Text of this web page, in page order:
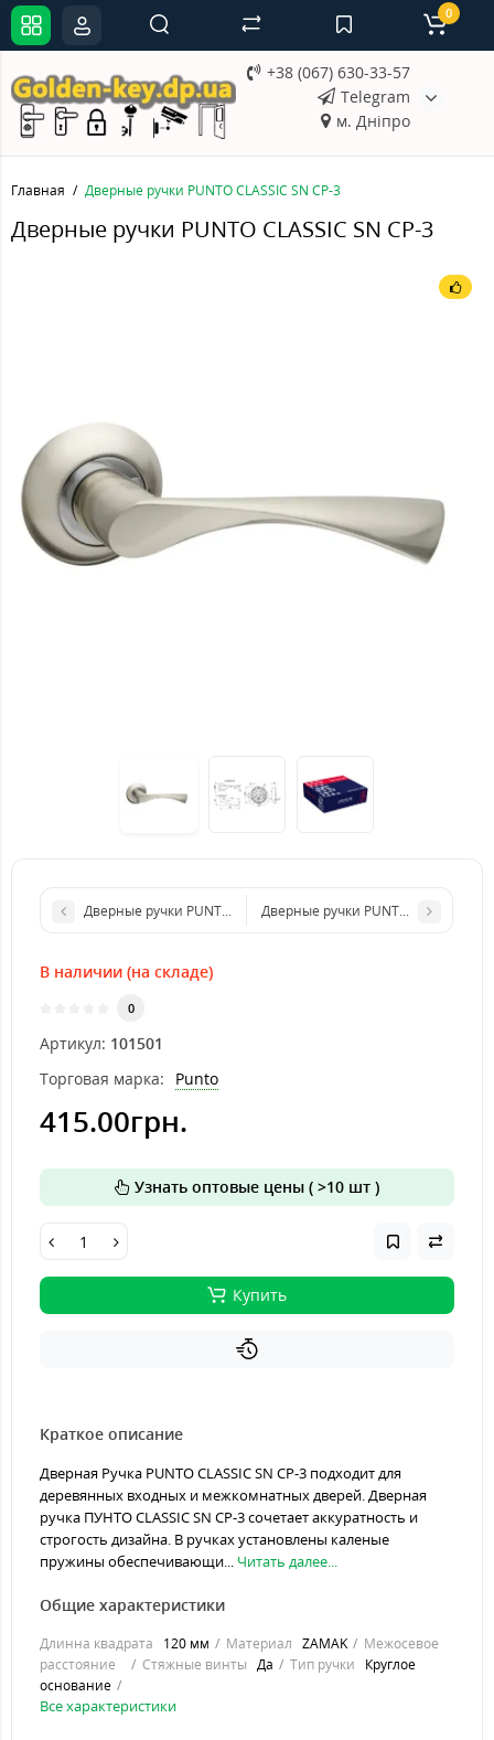
+38 (067) 630-33-57
Telegram
м. Дніпро
0
Главная Дверные ручки PUNTO CLASSIC SN CP-3
Дверные ручки PUNTO CLASSIC SN CP-3
Дверные ручки PUNTO NOVA QR SN/CP-3 матовый никель/хром
Дверные ручки PUNTO CLASSIC AB
В наличии (на складе)
0
Артикул: 101501
Торговая марка:
Punto
415.00грн.
Узнать оптовые цены ( >10 шт )
Купить
Краткое описание
Дверная Ручка PUNTO CLASSIC SN CP-3 подходит для
деревянных входных и межкомнатных дверей. Дверная
ручка ПУНТО CLASSIC SN CP-3 сочетает аккуратность и
строгость дизайна. В ручках установлены каленые
пружины обеспечивающи... Читать далее...
Общие характеристики
Длинна квадрата 120 мм Материал ZAMAK
Межосевое
расстояние
Стяжные винты Да Тип ручки
Круглое
основание
Все характеристики